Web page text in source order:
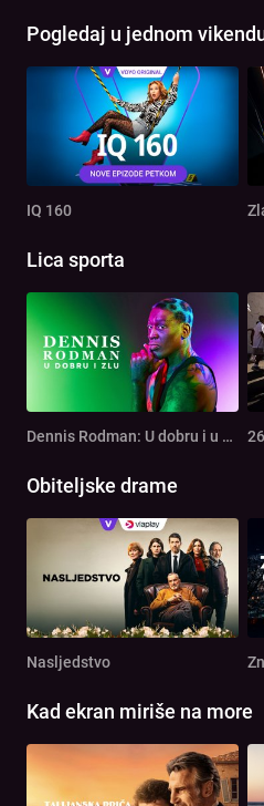
Pogledaj u jednom
IQ 160
Lica sporta
Dennis Rodman: U dobru i u zlu
Obiteljske drame
Nasljedstvo
Kad ekran miriše na more